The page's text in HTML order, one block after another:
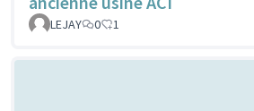
LEJAY
0 1